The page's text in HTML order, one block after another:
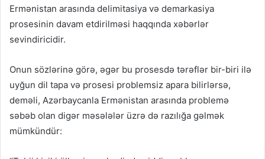
Ermənistan arasında delimitasiya və demarkasiya
prosesinin davam etdirilməsi haqqında xəbərlər
sevindiricidir.
Onun sözlərinə görə, əgər bu prosesdə tərəflər bir-biri ilə
uyğun dil tapa və prosesi problemsiz apara bilirlərsə,
deməli, Azərbaycanla Ermənistan arasında problemə
səbəb olan digər məsələlər üzrə də razılığa gəlmək
mümkündür: